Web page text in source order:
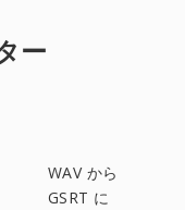
ー
WAV から
GSRT に